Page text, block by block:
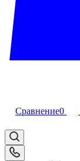
Сравнение0